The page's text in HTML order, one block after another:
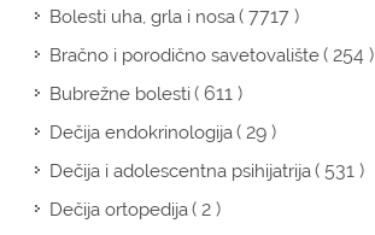
Bolesti uha, grla i nosa( 7717 )
Bračno i porodično savetovalište( 254 )
Bubrežne bolesti( 611 )
Dečija endokrinologija( 29 )
Dečija i adolescentna psihijatrija( 531 )
Dečija ortopedija( 2 )